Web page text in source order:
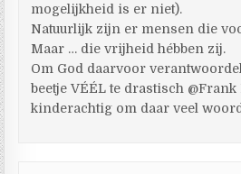
mogelijkheid is er niet).
Natuurlijk zijn er mensen die
Maar … die vrijheid hébben zij.
Om God daarvoor
beetje VÉÉL te drastisch
kinderachtig om daar veel